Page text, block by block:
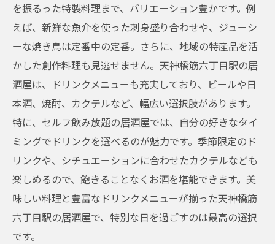
を振るった特製料理まで、バリエーション豊かです。例
えば、新鮮な魚介を使った刺身盛り合わせや、ジューシ
ーな焼き鳥は定番中の定番。さらに、地域の特産品を活
かした創作料理も見逃せません。天神橋筋六丁目駅の居
酒屋は、ドリンクメニューも充実しており、ビールや日
本酒、焼酎、カクテルなど、幅広い選択肢があります。
特に、セルフ飲み放題の居酒屋では、自分の好きなタイ
ミングでドリンクを選べるのが魅力です。季節限定のド
リンクや、シチュエーションに合わせたカクテルなども
楽しめるので、飽きることなくお酒を堪能できます。美
味しい料理と豊富なドリンクメニューが揃った天神橋筋
六丁目駅の居酒屋で、特別な日を過ごすのは最高の選択
です。